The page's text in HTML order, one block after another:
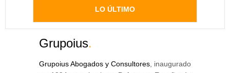
LO ÚLTIMO
Grupoius.
Grupoius Abogados y Consultores , inaugurado